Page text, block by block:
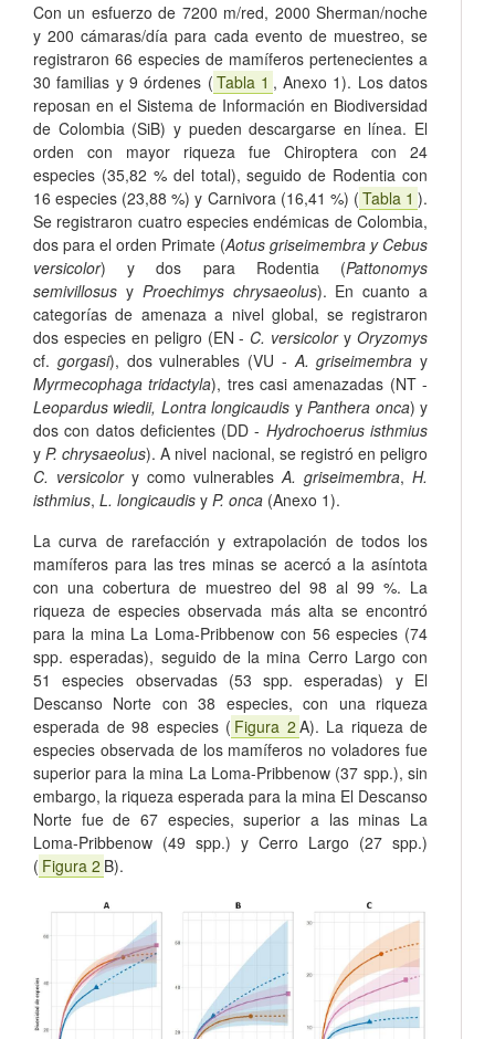
Con un esfuerzo de 7200 m/red, 2000 Sherman/noche
y 200 cámaras/día para cada evento de muestreo, se
registraron 66 especies de mamíferos pertenecientes a
30 familias y 9 órdenes ( Tabla 1 , Anexo 1). Los datos
reposan en el Sistema de Información en Biodiversidad
de Colombia (SiB) y pueden descargarse en línea. El
orden con mayor riqueza fue Chiroptera con 24
especies (35,82 % del total), seguido de Rodentia con
16 especies (23,88 %) y Carnivora (16,41 %) ( Tabla 1 ).
Se registraron cuatro especies endémicas de Colombia,
dos para el orden Primate (Aotus griseimembra y Cebus
versicolor) y dos para Rodentia (Pattonomys
semivillosus y Proechimys chrysaeolus). En cuanto a
categorías de amenaza a nivel global, se registraron
dos especies en peligro (EN - C. versicoloryOryzomys
cf. gorgasi), dos vulnerables (VU -A. griseimembra y
Myrmecophaga tridactyla), tres casi amenazadas (NT -
Leopardus wiedii, Lontra longicaudis yPanthera onca) y
dos con datos deficientes (DD - Hydrochoerus isthmius
yP. chrysaeolus). A nivel nacional, se registró en peligro
C. versicolory como vulnerablesA. griseimembra, H.
isthmius, L. longicaudis y P. onca (Anexo 1).
La curva de rarefacción y extrapolación de todos los
mamíferos para las tres minas se acercó a la asíntota
con una cobertura de muestreo del 98 al 99 %. La
riqueza de especies observada más alta se encontró
para la mina La Loma-Pribbenow con 56 especies (74
spp. esperadas), seguido de la mina Cerro Largo con
51 especies observadas (53 spp. esperadas) y El
Descanso Norte con 38 especies, con una riqueza
esperada de 98 especies ( Figura 2 A). La riqueza de
especies observada de los mamíferos no voladores fue
superior para la mina La Loma-Pribbenow (37 spp.), sin
embargo, la riqueza esperada para la mina El Descanso
Norte fue de 67 especies, superior a las minas La
Loma-Pribbenow (49 spp.) y Cerro Largo (27 spp.)
( Figura 2 B).